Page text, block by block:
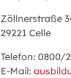
Zöllnerstraße
29221 Celle
Telefon: 0800/
E-Mail: